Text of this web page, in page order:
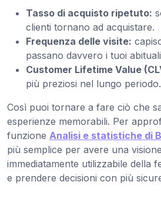
Tasso di acquisto ripetuto:
clienti tornano ad acquistare.
Frequenza delle visite:
passano davvero i tuoi
Customer Lifetime Value
più preziosi nel lungo periodo.
Così puoi tornare a fare ciò che
esperienze memorabili. Per
funzione Analisi e statistiche di
più semplice per avere una
immediatamente utilizzabile della
e prendere decisioni con più